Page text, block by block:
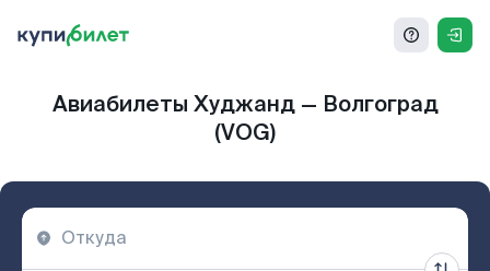
Авиабилеты Худжанд — Волгоград
(VOG)